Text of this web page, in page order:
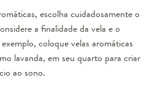
escolha cuidadosamente o
a finalidade da vela e o
coloque velas aromáticas
lavanda, em seu quarto para criar
ao sono.